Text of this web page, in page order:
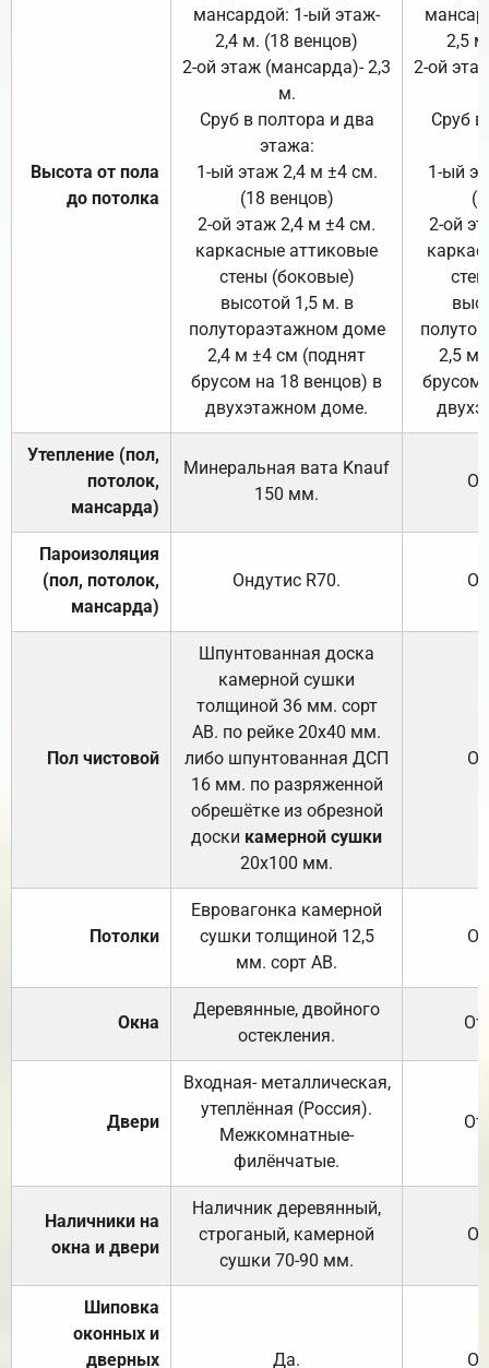
Высота от пола
до потолка
мансардой: 1-ый этаж-
2,4 м. (18 венцов)
2-ой этаж (мансарда)- 2,3
м.
Сруб в полтора и два
этажа:
1-ый этаж 2,4 м ±4 см.
(18 венцов)
2-ой этаж 2,4 м ±4 см.
каркасные аттиковые
стены (боковые)
высотой 1,5 м. в
полутораэтажном доме
2,4 м ±4 см (поднят
брусом на 18 венцов) в
двухэтажном доме.
2,5
2-ой
Сруб
1-ый
2-ой
2,5 м
брусом
Утепление (пол,
потолок,
мансарда)
Минеральная вата Knauf
150 мм.
Пароизоляция
(пол, потолок,
мансарда)
Ондутис R70.
Пол чистовой
Шпунтованная доска
камерной сушки
толщиной 36 мм. сорт
АВ. по рейке 20х40 мм.
либо шпунтованная ДСП
16 мм. по разряженной
обрешётке из обрезной
доски камерной сушки
20х100 мм.
Потолки
Евровагонка камерной
сушки толщиной 12,5
мм. сорт АВ.
Окна
Деревянные, двойного
остекления.
Двери
Входная- металлическая,
утеплённая (Россия).
Межкомнатные-
филёнчатые.
Наличники на
окна и двери
Наличник деревянный,
строганый, камерной
сушки 70-90 мм.
Шиповка
оконных и
дверных
Да.